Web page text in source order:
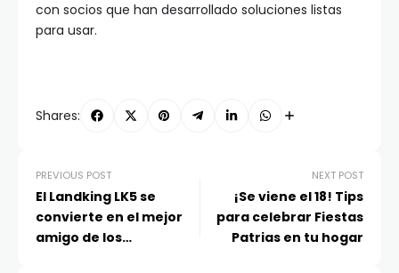
con socios que han desarrollado soluciones listas
para usar.
Shares:
PREVIOUS POST
El Landking LK5 se
convierte en el mejor
amigo de los
NEXT POST
¡Se viene el 18! Tips
para celebrar Fiestas
Patrias en tu hogar